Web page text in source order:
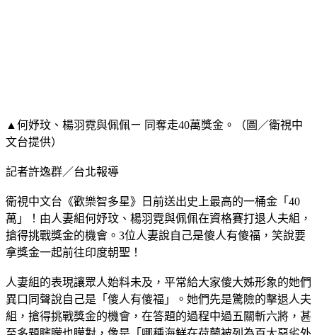
▲何妤玟、楊羽霓與佩佩ㄧ 同奪走40萬獎金。（圖／衛視中
文台提供）
記者許逸群／台北報導
衛視中文台《歡樂智多星》日前送出史上最高的一桶金「40
萬」！由人妻組何妤玟、楊羽霓與佩佩在資格賽打退人夫組，
搶得挑戰獎金的機會。3位人妻說自己是傻人有傻福，笑說要
拿獎金一起前往印度朝聖！
人妻組的表現讓眾人始料未及，平常給大家傻大姊形象的她們
異口同聲說自己是「傻人有傻福」。她們先是驚險的擊退人夫
組，搶得挑戰獎金的機會，在答題的過程中過五關斬六將，甚